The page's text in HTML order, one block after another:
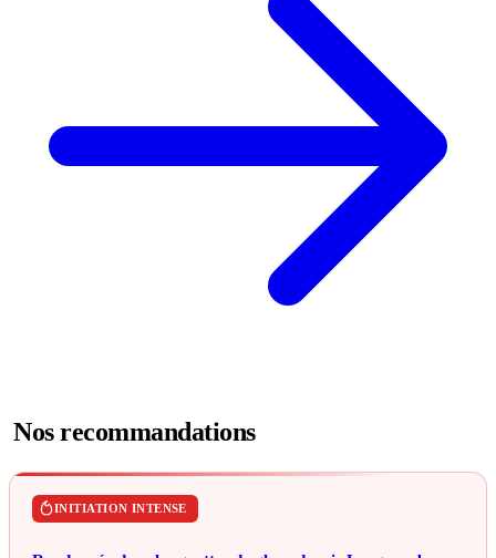
Nos recommandations
INITIATION INTENSE